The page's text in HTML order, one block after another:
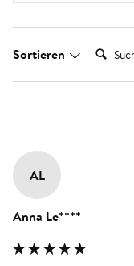
Sortieren Suchen:
AL
Anna Le****